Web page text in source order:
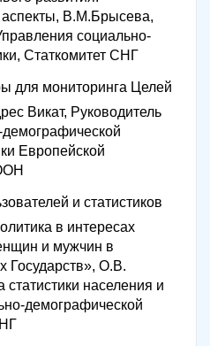
В.М.Брысева,
социально-
Статкомитет СНГ
для мониторинга Целей
Викат, Руководитель
Европейской
и статистиков
в интересах
и мужчин в
Государств», О.В.
населения и
демографической